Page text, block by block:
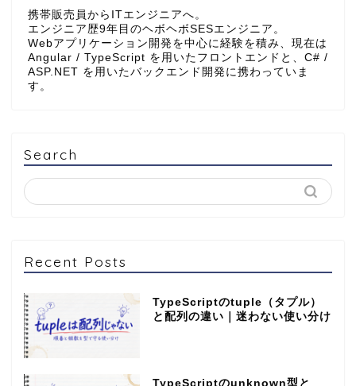
携帯販売員からITエンジニアへ。
エンジニア歴9年目のヘボヘボSESエンジニア。
Webアプリケーション開発を中心に経験を積み、現在は
Angular / TypeScript を用いたフロントエンドと、C# /
ASP.NET を用いたバックエンド開発に携わっていま
す。
Search
Recent Posts
TypeScriptのtuple（タプル）
と配列の違い｜迷わない使い分け
TypeScriptのunknown型と